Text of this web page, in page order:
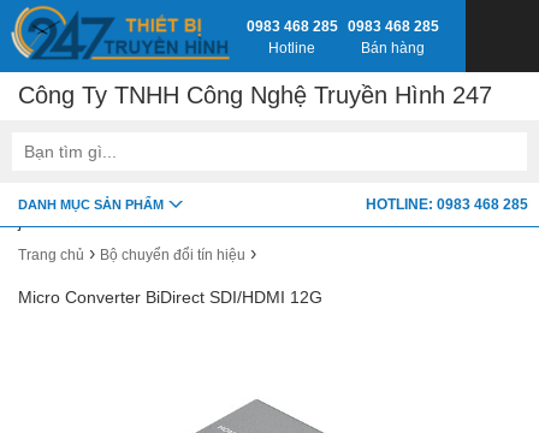
google-site-verification=fSxkTzlyAV278H0_7LAVZEjJh2zdXsbKQ-
Trang chủ › Bộ chuyển đổi tín hiệu ›
Micro Converter BiDirect SDI/HDMI 12G
0983 468 285
Hotline
0983 468 285
Bán hàng
Công Ty TNHH Công Nghệ Truyền Hình 247
DANH MỤC SẢN PHẨM HOTLINE: 0983 468 285